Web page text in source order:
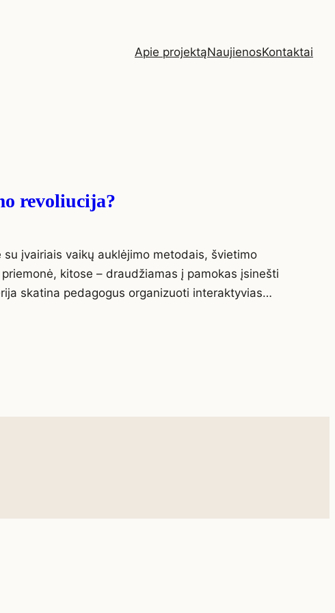
Apie projektąNaujienosKontaktai
revoliucija?
įvairiais vaikų auklėjimo metodais, švietimo
kitose – draudžiamas į pamokas įsinešti
skatina pedagogus organizuoti interaktyvias…